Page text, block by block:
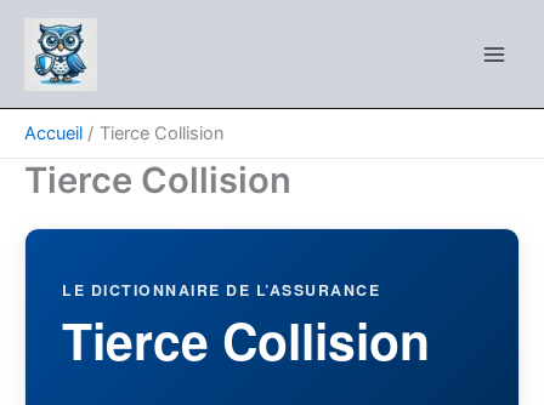
contenu
Accueil Tierce Collision
Tierce Collision
LE DICTIONNAIRE DE L’ASSURANCE
Tierce Collision